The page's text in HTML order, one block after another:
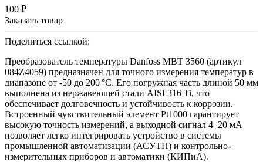
100 ₽
Заказать товар
Поделиться ссылкой:
Преобразователь температуры Danfoss MBT 3560 (артикул
084Z4059) предназначен для точного измерения температур в
диапазоне от -50 до 200 °C. Его погружная часть длиной 50 мм
выполнена из нержавеющей стали AISI 316 Ti, что
обеспечивает долговечность и устойчивость к коррозии.
Встроенный чувствительный элемент Pt1000 гарантирует
высокую точность измерений, а выходной сигнал 4–20 мА
позволяет легко интегрировать устройство в системы
промышленной автоматизации (АСУТП) и контрольно-
измерительных приборов и автоматики (КИПиА).